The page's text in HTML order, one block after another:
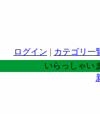
ログイン カテゴリ一
いらっしゃい